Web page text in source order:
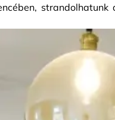
strandolhatunk